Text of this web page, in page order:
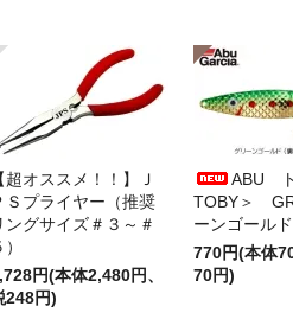
超オススメ！！】Ｊ
Ｓプライヤー（推奨
ングサイズ＃３～＃
）
円(本体2,480円、
248円)
ABU
TOBY＞
ーンゴールド
770円(本体
70円)